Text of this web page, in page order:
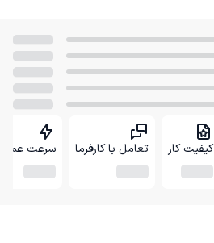
کیفیت کار تعامل با کارفرما سرعت عمل